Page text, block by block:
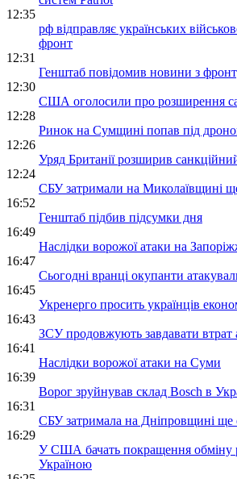
12:35
рф відправляє українських
фронт
12:31
Генштаб повідомив новини з
12:30
США оголосили про розширення
12:28
Ринок на Сумщині попав під
12:26
Уряд Британії розширив
12:24
СБУ затримали на Миколаївщині
16:52
Генштаб підбив підсумки дня
16:49
Наслідки ворожої атаки на
16:47
Сьогодні вранці окупанти
16:45
Укренерго просить українців
16:43
ЗСУ продовжують завдавати втрат
16:41
Наслідки ворожої атаки на Суми
16:39
Ворог зруйнував склад Bosch в
16:31
СБУ затримала на Дніпровщині ще
16:29
У США бачать покращення обміну
Україною